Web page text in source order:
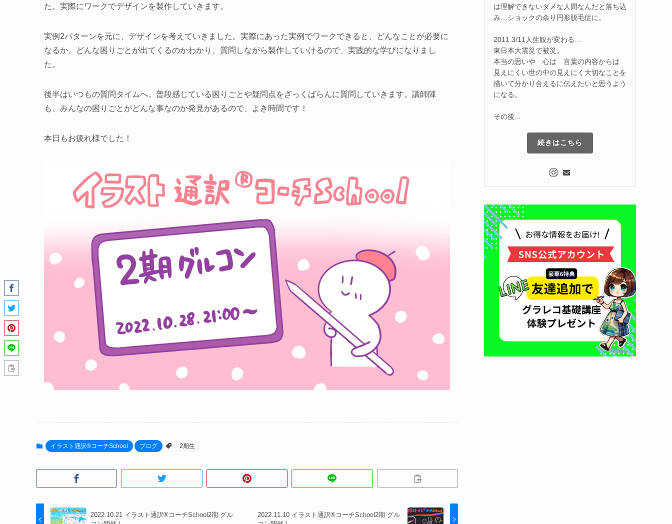
た。実際にワークでデザインを製作していきます。
実例2パターンを元に、デザインを考えていきました。実際にあった実例でワークできると、どんなことが必要に
なるか、どんな困りごとが出てくるのかわかり、質問しながら製作していけるので、実践的な学びになりまし
た。
後半はいつもの質問タイムへ。普段感じている困りごとや疑問点をざっくばらんに質問していきます。講師陣
も、みんなの困りごとがどんな事なのか発見があるので、よき時間です！
本日もお疲れ様でした！
イラスト通訳®︎コーチSchool ブログ 2期生
2022.10.21 イラスト通訳®︎コーチSchool2期 グル
2022.11.10 イラスト通訳®︎コーチSchool2期 グル
は理解できないダメな人間なんだと落ち込
み…ショックの余り円形脱毛症に。
2011.3/11人生観が変わる…
東日本大震災で被災。
本当の思いや 心は 言葉の内容からは
見えにくい世の中の見えにく大切なことを
描いて分かり合えるに伝えたいと思うよう
になる。
その後...
続きはこちら